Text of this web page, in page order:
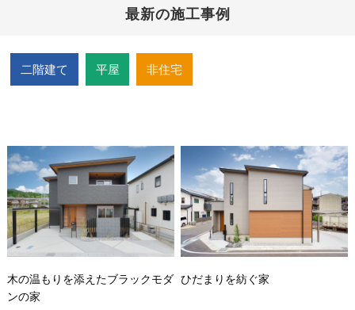
最新の施工事例
二階建て 平屋 非住宅
木の温もりを添えたブラックモダ
ンの家
ひだまりを紡ぐ家